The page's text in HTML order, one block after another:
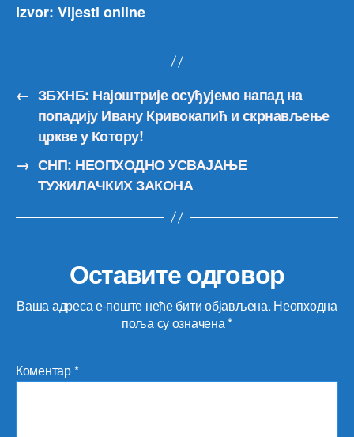
Izvor: Vijesti online
← ЗБХНБ: Најоштрије осуђујемо напад на
попадију Ивану Кривокапић и скрнављење
цркве у Котору!
→ СНП: НЕОПХОДНО УСВАЈАЊЕ
ТУЖИЛАЧКИХ ЗАКОНА
Оставите одговор
Ваша адреса е-поште неће бити објављена. Неопходна
поља су означена*
Коментар*